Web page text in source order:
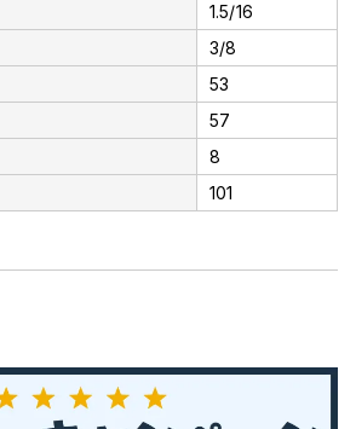
1.5/16
3/8
53
57
8
101